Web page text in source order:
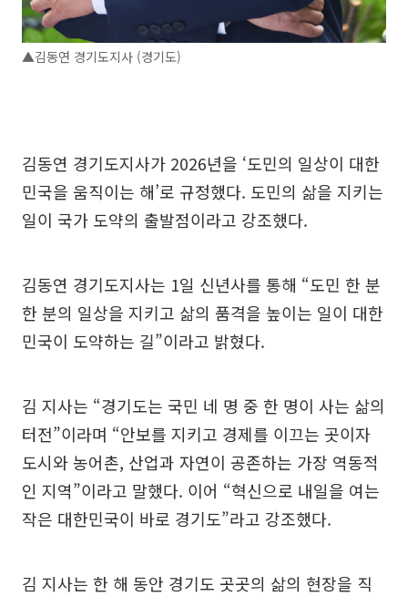
▲김동연 경기도지사 (경기도)
김동연 경기도지사가 2026년을 ‘도민의 일상이 대한
민국을 움직이는 해’로 규정했다. 도민의 삶을 지키는
일이 국가 도약의 출발점이라고 강조했다.
김동연 경기도지사는 1일 신년사를 통해 “도민 한 분
한 분의 일상을 지키고 삶의 품격을 높이는 일이 대한
민국이 도약하는 길”이라고 밝혔다.
김 지사는 “경기도는 국민 네 명 중 한 명이 사는 삶의
터전”이라며 “안보를 지키고 경제를 이끄는 곳이자
도시와 농어촌, 산업과 자연이 공존하는 가장 역동적
인 지역”이라고 말했다. 이어 “혁신으로 내일을 여는
작은 대한민국이 바로 경기도”라고 강조했다.
김 지사는 한 해 동안 경기도 곳곳의 삶의 현장을 직